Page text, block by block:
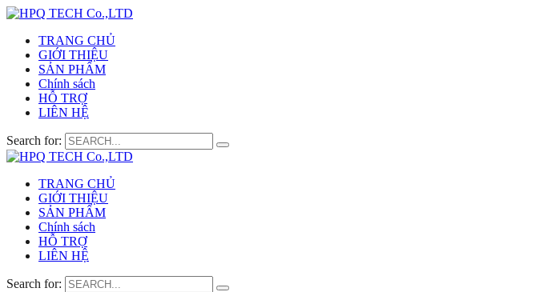
TRANG CHỦ
GIỚI THIỆU
SẢN PHẨM
Chính sách
HỖ TRỢ
LIÊN HỆ
Search for:
TRANG CHỦ
GIỚI THIỆU
SẢN PHẨM
Chính sách
HỖ TRỢ
LIÊN HỆ
Search for: